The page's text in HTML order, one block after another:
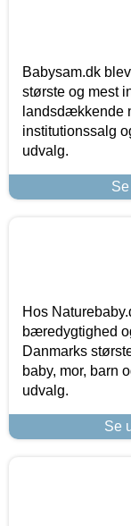
Babysam.dk
største og mest
landsdækkende
institutionssalg
udvalg.
Hos
bæredygtighed
Danmarks
baby, mor, barn
udvalg.
Se